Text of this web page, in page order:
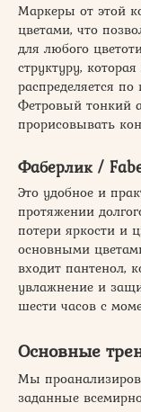
Маркеры от этой
цветами, что
для любого
структуру,
распределяется
Фетровый тонкий
прорисовывать
Фаберлик /
Это удобное и
протяжении
потери яркости и
основными
входит пантенол,
увлажнение и
шести часов с
Основные
Мы
заданные